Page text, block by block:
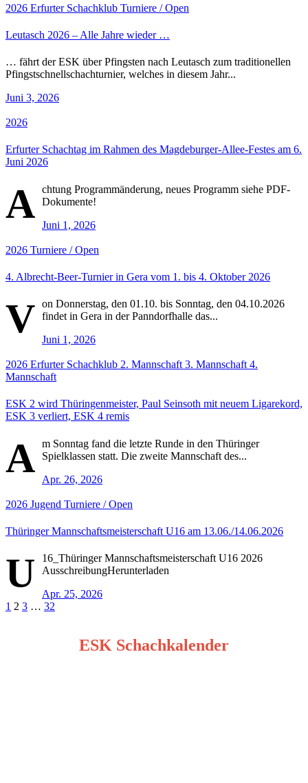
2026 Erfurter Schachklub Turniere / Open
Leutasch 2026 – Alle Jahre wieder …
… fährt der ESK über Pfingsten nach Leutasch zum traditionellen
Pfingstschnellschachturnier, welches in diesem Jahr...
Juni 3, 2026
2026
Erfurter Schachtag im Rahmen des Magdeburger-Allee-Festes am 6.
Juni 2026
A chtung Programmänderung, neues Programm siehe PDF-
Dokumente!
Juni 1, 2026
2026 Turniere / Open
4. Albrecht-Beer-Turnier in Gera vom 1. bis 4. Oktober 2026
V on Donnerstag, den 01.10. bis Sonntag, den 04.10.2026
findet in Gera in der Panndorfhalle das...
Juni 1, 2026
2026 Erfurter Schachklub 2. Mannschaft 3. Mannschaft 4.
Mannschaft
ESK 2 wird Thüringenmeister, Paul Seinsoth mit neuem Ligarekord,
ESK 3 verliert, ESK 4 remis
A m Sonntag fand die letzte Runde in den Thüringer
Spielklassen statt. Die zweite Mannschaft des...
Apr. 26, 2026
2026 Jugend Turniere / Open
Thüringer Mannschaftsmeisterschaft U16 am 13.06./14.06.2026
U
16_Thüringer Mannschaftsmeisterschaft U16 2026
AusschreibungHerunterladen
Apr. 25, 2026
Seitennummerierung
1 2 3 … 32
ESK Schachkalender